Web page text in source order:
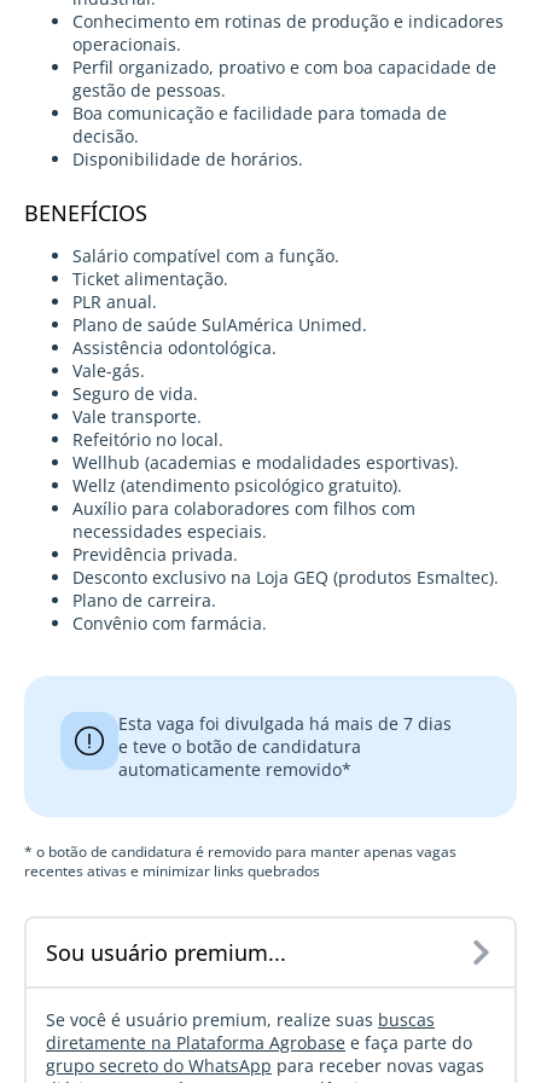
Conhecimento em rotinas de produção e indicadores
operacionais.
Perfil organizado, proativo e com boa capacidade de
gestão de pessoas.
Boa comunicação e facilidade para tomada de
decisão.
Disponibilidade de horários.
BENEFÍCIOS
Salário compatível com a função.
Ticket alimentação.
PLR anual.
Plano de saúde SulAmérica Unimed.
Assistência odontológica.
Vale-gás.
Seguro de vida.
Vale transporte.
Refeitório no local.
Wellhub (academias e modalidades esportivas).
Wellz (atendimento psicológico gratuito).
Auxílio para colaboradores com filhos com
necessidades especiais.
Previdência privada.
Desconto exclusivo na Loja GEQ (produtos Esmaltec).
Plano de carreira.
Convênio com farmácia.
Esta vaga foi divulgada há mais de 7 dias
e teve o botão de candidatura
automaticamente removido*
* o botão de candidatura é removido para manter apenas vagas
recentes ativas e minimizar links quebrados
Sou usuário premium...
Se você é usuário premium, realize suas buscas
diretamente na Plataforma Agrobase e faça parte do
grupo secreto do WhatsApp para receber novas vagas